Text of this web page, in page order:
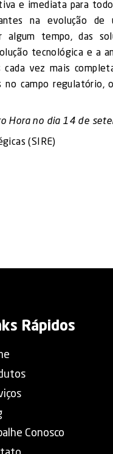
e imediata para
na evolução de
algum tempo, das
tecnológica e a
vez mais
campo regulatório,
Hora no dia 14 de
(SIRE)
Rápidos
Conosco